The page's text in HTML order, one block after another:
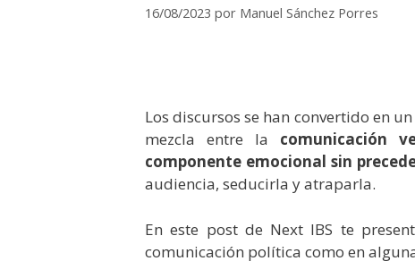
16/08/2023 por Manuel Sánchez Porres
Los discursos se han convertido en
mezcla entre la comunicación
componente emocional sin
audiencia, seducirla y atraparla.
En este post de Next IBS te
comunicación política como en